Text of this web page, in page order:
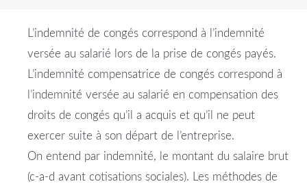
L’indemnité de congés correspond à l’indemnité
versée au salarié lors de la prise de congés payés.
L’indemnité compensatrice de congés correspond à
l’indemnité versée au salarié en compensation des
droits de congés qu’il a acquis et qu’il ne peut
exercer suite à son départ de l’entreprise.
On entend par indemnité, le montant du salaire brut
(c-a-d avant cotisations sociales). Les méthodes de